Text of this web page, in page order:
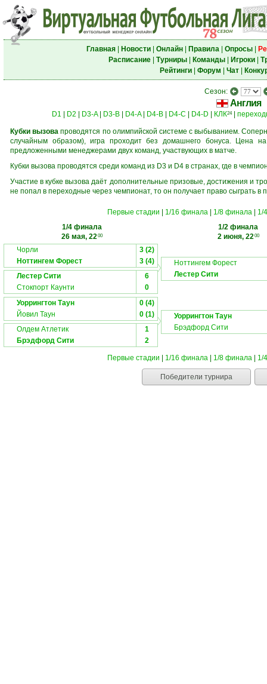
Главная| Новости| Онлайн| Правила| Опросы|
Расписание| Турниры| Команды| Игроки|
Рейтинги| Форум Чат|
Сезон:
Англия
D1 D2 D3-A| D3-B| D4-A| D4-B| D4-C D4-D КЛК24|
Кубки вызова проводятся по олимпийской системе с выбыванием.
случайным образом), игра проходит без домашнего бонуса. Цена
предложенными менеджерами двух команд, участвующих в матче.
Кубки вызова проводятся среди команд из D3 и D4 в странах, где в
Участие в кубке вызова даёт дополнительные призовые, достижения и
не попал в переходные через чемпионат, то он получает право сыграть
Первые стадии 1/16 финала| 1/8 финала|
1/
1/4 финала
26 мая, 2200
1/2 финала
2 июня, 2200
Чорли
3 (2)
Ноттингем Форест
3 (4)
Лестер Сити
6
Стокпорт Каунти
0
Ноттингем Форест
Лестер Сити
Уоррингтон Таун
0 (4)
Йовил Таун
0 (1)
Олдем Атлетик
1
Брэдфорд Сити
2
Уоррингтон Таун
Брэдфорд Сити
Первые стадии 1/16 финала| 1/8 финала| 1/
Победители турнира